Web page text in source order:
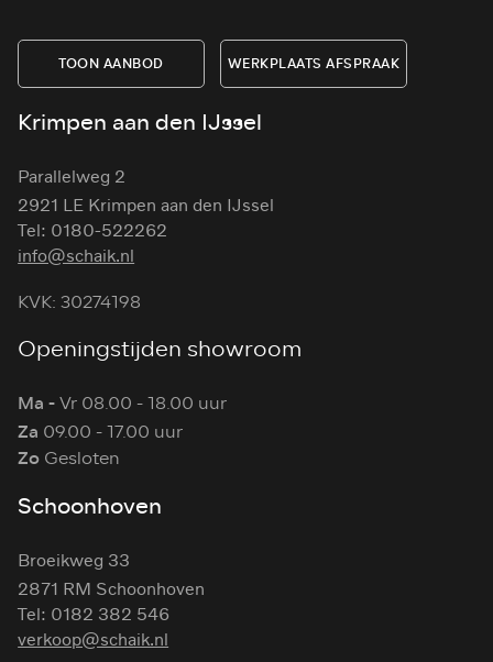
TOON AANBOD WERKPLAATS AFSPRAAK
Krimpen aan den IJssel
Parallelweg 2
2921 LE Krimpen aan den IJssel
Tel: 0180-522262
info@schaik.nl
KVK: 30274198
Openingstijden showroom
Ma -Vr 08.00 - 18.00 uur
Za 09.00 - 17.00 uur
Zo Gesloten
Schoonhoven
Broeikweg 33
2871 RM Schoonhoven
Tel: 0182 382 546
verkoop@schaik.nl